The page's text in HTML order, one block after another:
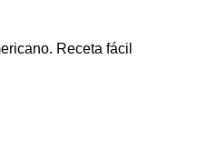
Receta fácil